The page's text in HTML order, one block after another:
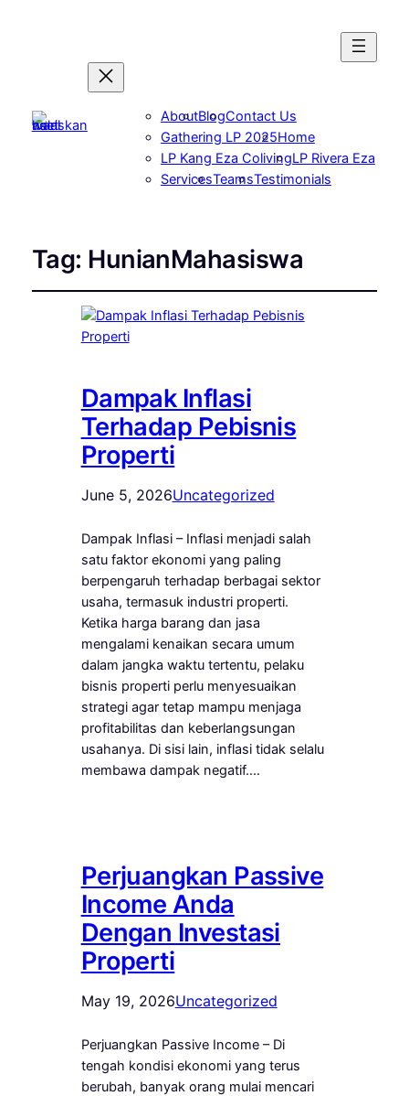
AboutBlogContact Us
Gathering LP 2025Home
LP Kang Eza ColivingLP Rivera Eza
ServicesTeamsTestimonials
Tag: HunianMahasiswa
Dampak Inflasi
Terhadap Pebisnis
Properti
June 5, 2026Uncategorized
Dampak Inflasi – Inflasi menjadi salah
satu faktor ekonomi yang paling
berpengaruh terhadap berbagai sektor
usaha, termasuk industri properti.
Ketika harga barang dan jasa
mengalami kenaikan secara umum
dalam jangka waktu tertentu, pelaku
bisnis properti perlu menyesuaikan
strategi agar tetap mampu menjaga
profitabilitas dan keberlangsungan
usahanya. Di sisi lain, inflasi tidak selalu
membawa dampak negatif.…
Perjuangkan Passive
Income Anda
Dengan Investasi
Properti
May 19, 2026Uncategorized
Perjuangkan Passive Income – Di
tengah kondisi ekonomi yang terus
berubah, banyak orang mulai mencari